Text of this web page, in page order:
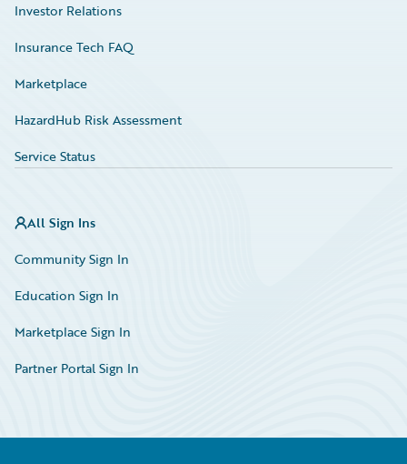
Investor Relations
Insurance Tech FAQ
Marketplace
HazardHub Risk Assessment
Service Status
All Sign Ins
Community Sign In
Education Sign In
Marketplace Sign In
Partner Portal Sign In